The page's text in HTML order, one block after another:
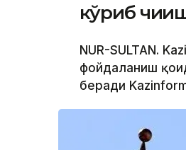
кўриб
NUR-SULTAN.
фойдаланиш
беради